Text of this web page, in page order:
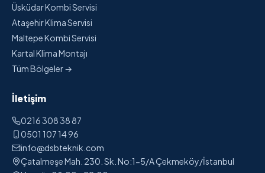
Üsküdar Kombi Servisi
Ataşehir Klima Servisi
Maltepe Kombi Servisi
Kartal Klima Montajı
Tüm Bölgeler →
İletişim
0216 308 38 87
0501 107 14 96
info@dsbteknik.com
Çatalmeşe Mah. 230. Sk. No:1-5/A Çekmeköy/İstanbul